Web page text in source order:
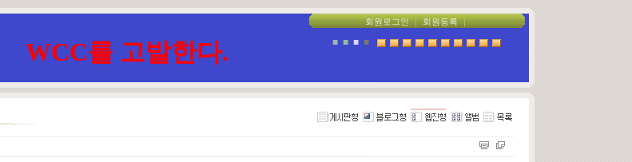
WCC를 고발한다.
회원로그인 회원등록
■ ■ ■ ■